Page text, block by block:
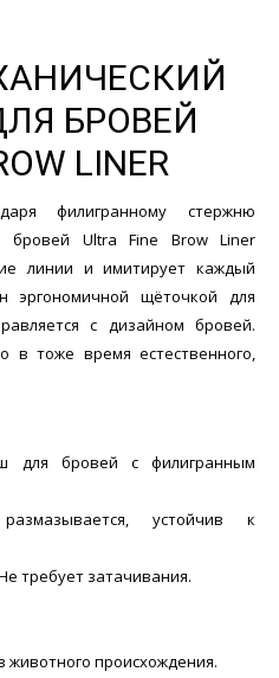
БРОВЕЙ
LINER
филигранному стержню
бровей Ultra Fine Brow Liner
линии и имитирует каждый
эргономичной щёточкой для
с дизайном бровей.
в тоже время естественного,
для бровей с филигранным
устойчив к
требует затачивания.
животного происхождения.